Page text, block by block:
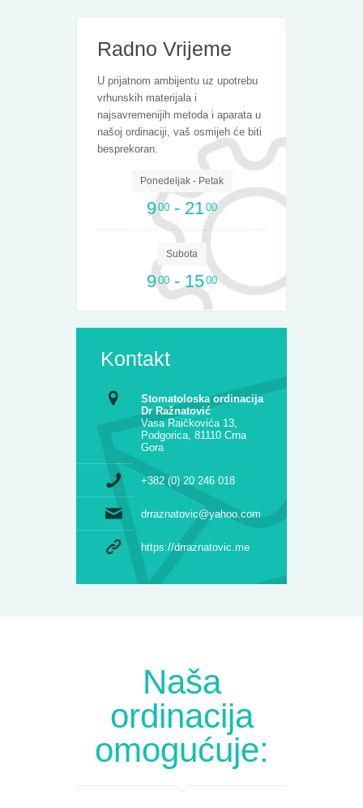
Radno Vrijeme
U prijatnom ambijentu uz upotrebu
vrhunskih materijala i
najsavremenijih metoda i aparata u
našoj ordinaciji, vaš osmijeh će biti
besprekoran.
Ponedeljak - Petak
900- 2100
Subota
900- 1500
Kontakt
Stomatoloska ordinacija
Dr Ražnatović
Vasa Raičkovića 13,
Podgorica, 81110 Crna
Gora
+382 (0) 20 246 018
drraznatovic@yahoo.com
https://drraznatovic.me
Naša
ordinacija
omogućuje: